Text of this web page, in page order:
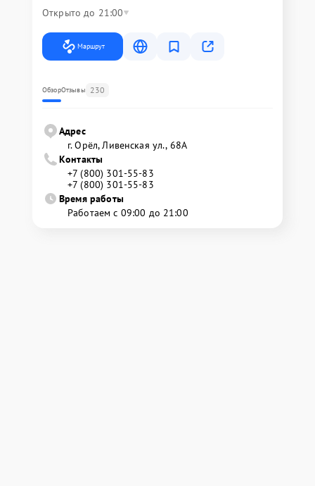
Открыто до 21:00
Маршрут
ОбзорОтзывы 230
Адрес
г. Орёл, Ливенская ул., 68А
Контакты
+7 (800) 301-55-83
+7 (800) 301-55-83
Время работы
Работаем с 09:00 до 21:00